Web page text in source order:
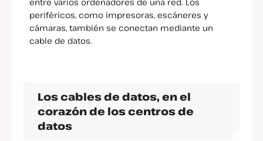
entre varios ordenadores de una red. Los
periféricos, como impresoras, escáneres y
cámaras, también se conectan mediante un
cable de datos.
Los cables de datos, en el
corazón de los centros de
datos